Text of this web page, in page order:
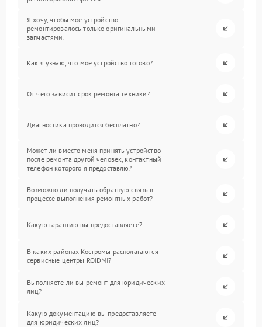
Я хочу, чтобы мое устройство
ремонтировалось только оригинальными
запчастями.
Как я узнаю, что мое устройство готово?
От чего зависит срок ремонта техники?
Диагностика проводится бесплатно?
Может ли вместо меня принять устройство
после ремонта другой человек, контактный
телефон которого я предоставлю?
Возможно ли получать обратную связь в
процессе выполнения ремонтных работ?
Какую гарантию вы предоставляете?
В каких районах Костромы располагаются
сервисные центры ROIDMI?
Выполняете ли вы ремонт для юридических
лиц?
Какую документацию вы предоставляете
для юридических лиц?